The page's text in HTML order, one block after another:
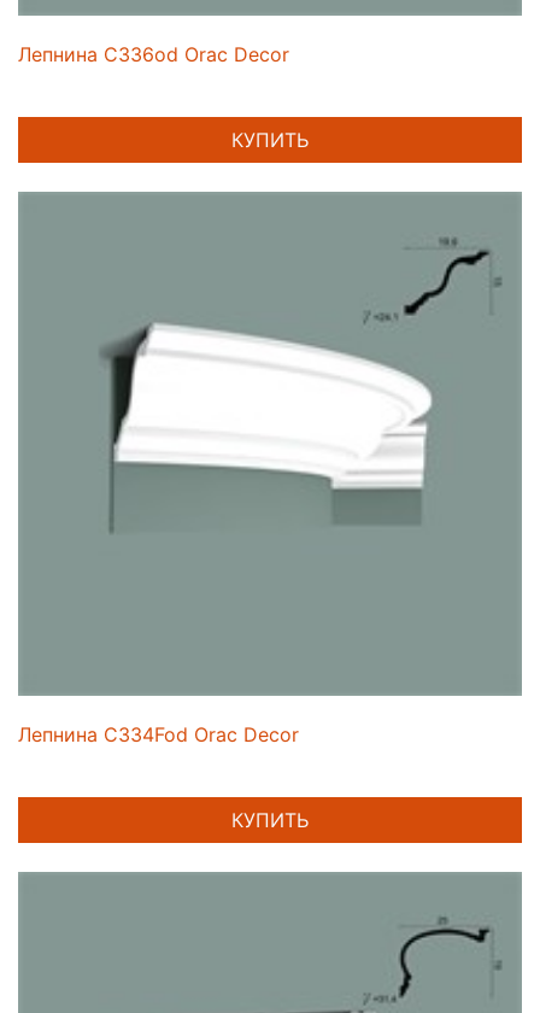
Лепнина C336od Orac Decor
КУПИТЬ
Лепнина C334Fod Orac Decor
КУПИТЬ